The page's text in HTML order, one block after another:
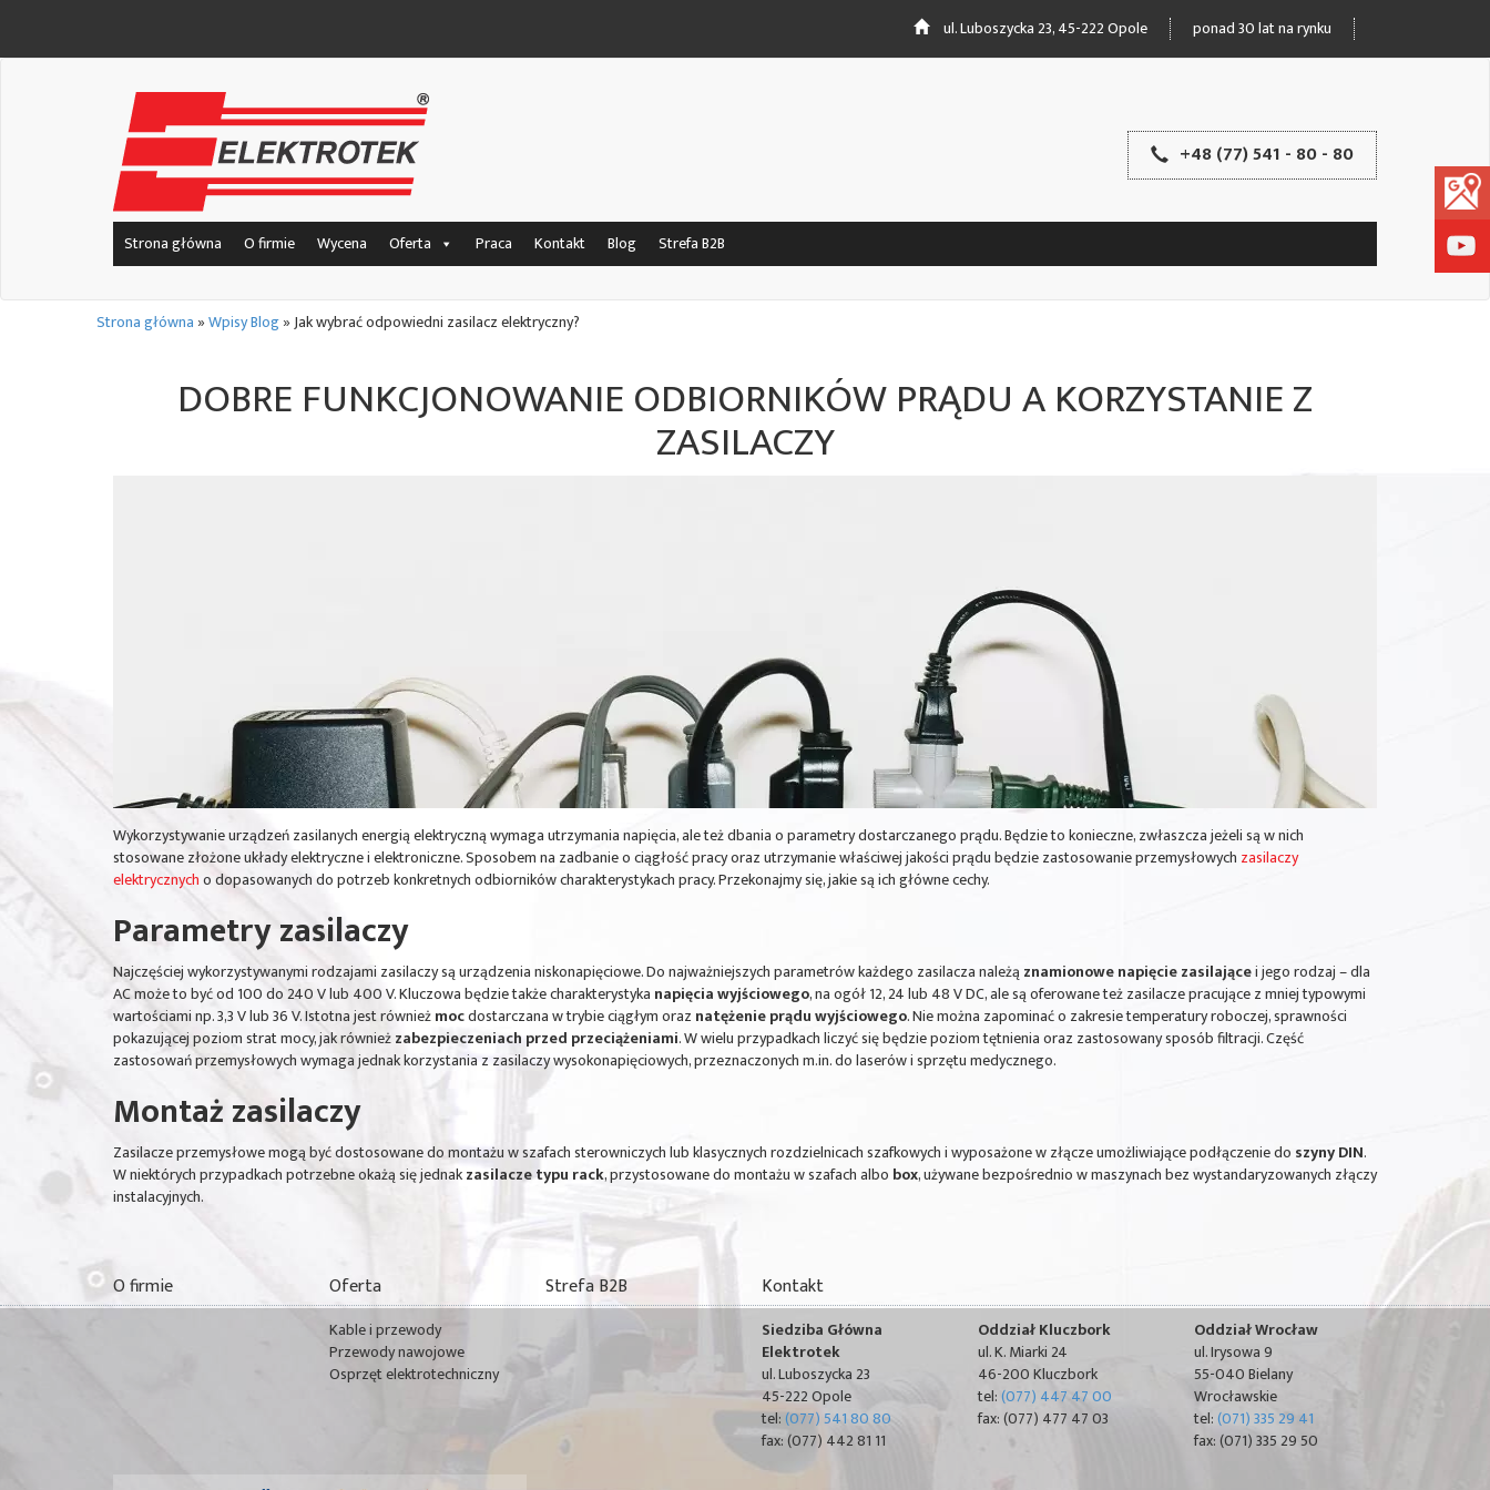
ponad 30 lat na rynku
ul. Luboszycka 23, 45-222 Opole
+48 (77) 541 - 80 - 80
Strona główna O firmie Wycena Oferta Praca Kontakt Blog Strefa B2B
Strona główna »Wpisy Blog»Jak wybrać odpowiedni zasilacz elektryczny?
DOBRE FUNKCJONOWANIE ODBIORNIKÓW PRĄDU A KORZYSTANIE Z
ZASILACZY
Wykorzystywanie urządzeń zasilanych energią elektryczną wymaga utrzymania napięcia, ale też dbania o parametry dostarczanego prądu. Będzie to konieczne, zwłaszcza jeżeli są w nich
stosowane złożone układy elektryczne i elektroniczne. Sposobem na zadbanie o ciągłość pracy oraz utrzymanie właściwej jakości prądu będzie zastosowanie przemysłowych zasilaczy
elektrycznycho dopasowanych do potrzeb konkretnych odbiorników charakterystykach pracy. Przekonajmy się, jakie są ich główne cechy.
Parametry zasilaczy
Najczęściej wykorzystywanymi rodzajami zasilaczy są urządzenia niskonapięciowe. Do najważniejszych parametrów każdego zasilacza należą znamionowe napięcie zasilającei jego rodzaj – dla
AC może to być od 100 do 240 V lub 400 V. Kluczowa będzie także charakterystyka napięcia wyjściowego, na ogół 12, 24 lub 48 V DC, ale są oferowane też zasilacze pracujące z mniej typowymi
wartościami np. 3,3 V lub 36 V. Istotna jest równieżmocdostarczana w trybie ciągłym oraz natężenie prądu wyjściowego. Nie można zapominać o zakresie temperatury roboczej, sprawności
pokazującej poziom strat mocy, jak równieżzabezpieczeniach przed przeciążeniami. W wielu przypadkach liczyć się będzie poziom tętnienia oraz zastosowany sposób filtracji. Część
zastosowań przemysłowych wymaga jednak korzystania z zasilaczy wysokonapięciowych, przeznaczonych m.in. do laserów i sprzętu medycznego.
Montaż zasilaczy
Zasilacze przemysłowe mogą być dostosowane do montażu w szafach sterowniczych lub klasycznych rozdzielnicach szafkowych i wyposażone w złącze umożliwiające podłączenie do szyny DIN.
W niektórych przypadkach potrzebne okażą się jednakzasilacze typu rack, przystosowane do montażu w szafach albo box, używane bezpośrednio w maszynach bez wystandaryzowanych złączy
instalacyjnych.
O firmie Oferta Strefa B2B Kontakt
Kable i przewody
Przewody nawojowe
Osprzęt elektrotechniczny
Siedziba Główna
Elektrotek
ul. Luboszycka 23
45-222 Opole
tel:(077) 541 80 80
fax: (077) 442 81 11
Oddział Kluczbork
ul. K. Miarki 24
46-200 Kluczbork
tel:(077) 447 47 00
fax: (077) 477 47 03
Oddział Wrocław
ul. Irysowa 9
55-040 Bielany
Wrocławskie
tel:(071) 335 29 41
fax: (071) 335 29 50